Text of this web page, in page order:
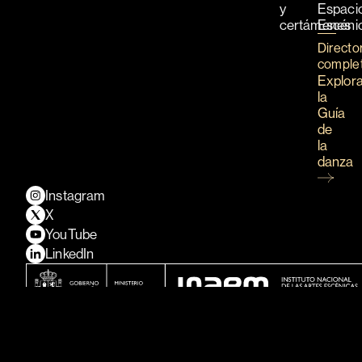
y
certámenes
la
Guía
de
la
danza
Instagram
X
YouTube
LinkedIn